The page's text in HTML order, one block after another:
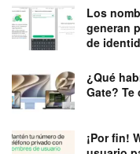
Los
generan
de
¿Qué
Gate?
¡Por fin!